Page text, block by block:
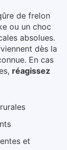
de frelon
ou un choc
absolues.
dès la
En cas
, réagissez
et